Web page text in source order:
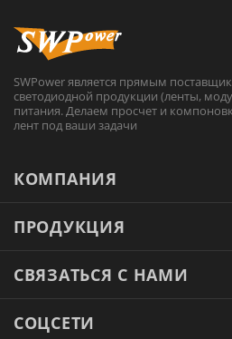
SWPower является прямым
светодиодной продукции (ленты,
питания. Делаем просчет и
лент под ваши задачи
КОМПАНИЯ
ПРОДУКЦИЯ
СВЯЗАТЬСЯ С НАМИ
СОЦСЕТИ